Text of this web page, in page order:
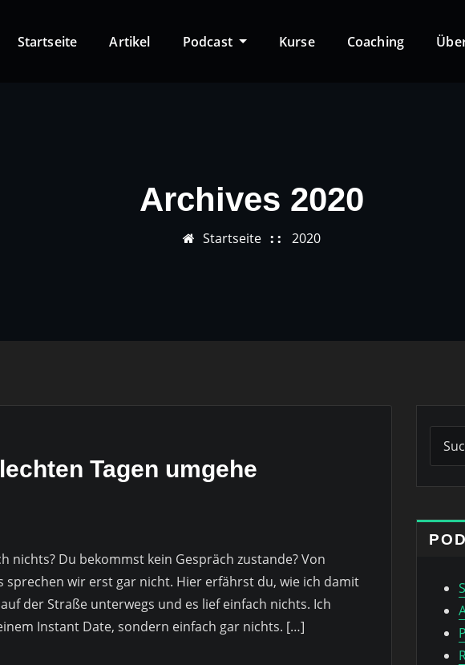
Startseite Artikel Podcast Kurse Coaching
Archives 2020
Startseite 2020
Tagen umgehe
nichts? Du bekommst kein Gespräch zustande? Von
wir erst gar nicht. Hier erfährst du, wie ich damit
der Straße unterwegs und es lief einfach nichts. Ich
Instant Date, sondern einfach gar nichts. […]